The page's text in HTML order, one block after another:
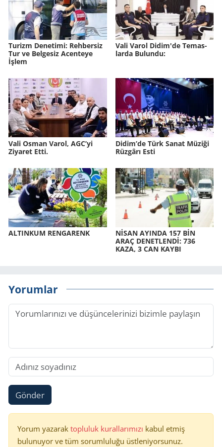
Tu­rizm De­ne­ti­mi: Reh­ber­siz
Tur ve Bel­ge­siz Acen­te­ye
İşlem
Vali Varol Didim'de Te­mas­
lar­da Bu­lun­du:
Vali Osman Varol, AGC’yi
Ziyaret Etti.
Didim’de Türk Sanat Mü­zi­ği
Rüz­gâ­rı Esti
AL­TIN­KUM REN­GA­RENK
NİSAN AYIN­DA 157 BİN
ARAÇ DE­NET­LENDİ: 736
KAZA, 3 CAN KAYBI
Yorumlar
Gönder
Yorum yazarak topluluk kurallarımızı kabul etmiş
bulunuyor ve tüm sorumluluğu üstleniyorsunuz.